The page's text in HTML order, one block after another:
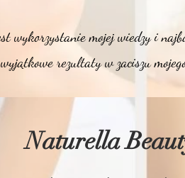
wykorzystanie mojej wiedzy i
rezultaty w zaciszu
Naturella